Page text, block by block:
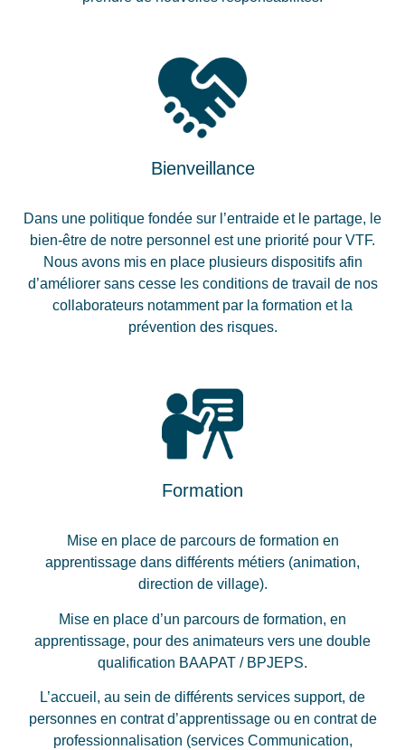
Bienveillance
Dans une politique fondée sur l’entraide et le partage, le
bien-être de notre personnel est une priorité pour VTF.
Nous avons mis en place plusieurs dispositifs afin
d’améliorer sans cesse les conditions de travail de nos
collaborateurs notamment par la formation et la
prévention des risques.
Formation
Mise en place de parcours de formation en
apprentissage dans différents métiers (animation,
direction de village).
Mise en place d’un parcours de formation, en
apprentissage, pour des animateurs vers une double
qualification BAAPAT / BPJEPS.
L’accueil, au sein de différents services support, de
personnes en contrat d’apprentissage ou en contrat de
professionnalisation (services Communication,